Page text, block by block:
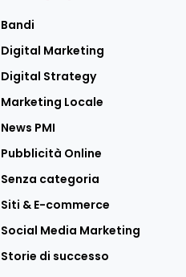
Bandi
Digital Marketing
Digital Strategy
Marketing Locale
News PMI
Pubblicità Online
Senza categoria
Siti & E-commerce
Social Media Marketing
Storie di successo